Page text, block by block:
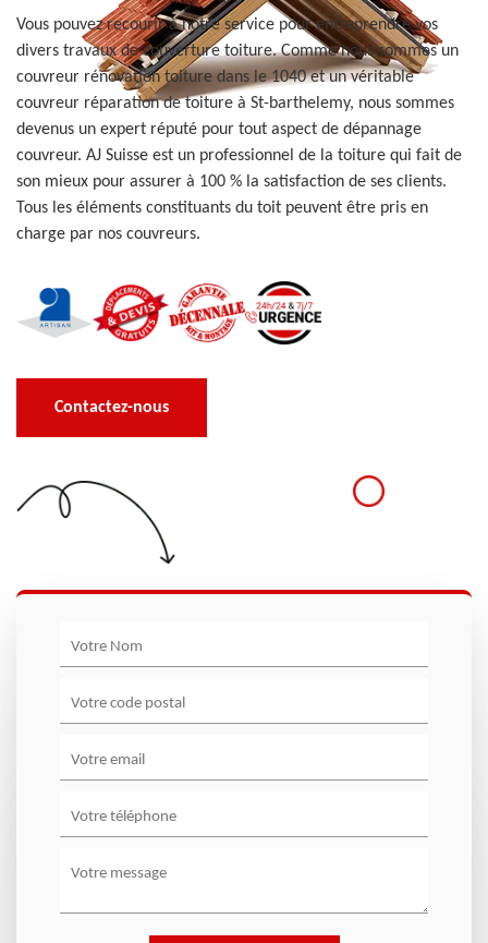
Vous pouvez recourir à notre service pour entreprendre vos
divers travaux de couverture toiture. Comme nous sommes un
couvreur rénovation toiture dans le 1040 et un véritable
couvreur réparation de toiture à St-barthelemy, nous sommes
devenus un expert réputé pour tout aspect de dépannage
couvreur. AJ Suisse est un professionnel de la toiture qui fait de
son mieux pour assurer à 100 % la satisfaction de ses clients.
Tous les éléments constituants du toit peuvent être pris en
charge par nos couvreurs.
Contactez-nous